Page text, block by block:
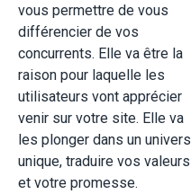
vous permettre de vous
différencier de vos
concurrents. Elle va être la
raison pour laquelle les
utilisateurs vont apprécier
venir sur votre site. Elle va
les plonger dans un univers
unique, traduire vos valeurs
et votre promesse.